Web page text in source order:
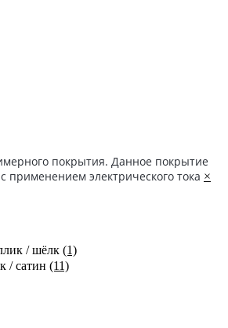
покрытия. Данное покрытие
применением электрического тока ×
/ шёлк (1)
/ сатин (11)